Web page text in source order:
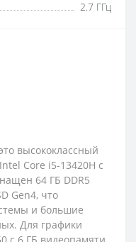
2.7 ГГц
высококлассный
Core i5-13420H с
64 ГБ DDR5
Gen4, что
и большие
Для графики